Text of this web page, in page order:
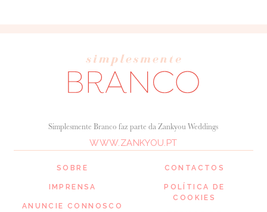
SOBRE
IMPRENSA
ANUNCIE CONNOSCO
Simplesmente Branco faz parte da Zankyou Weddings
WWW.ZANKYOU.PT
CONTACTOS
POLÍTICA DE
COOKIES